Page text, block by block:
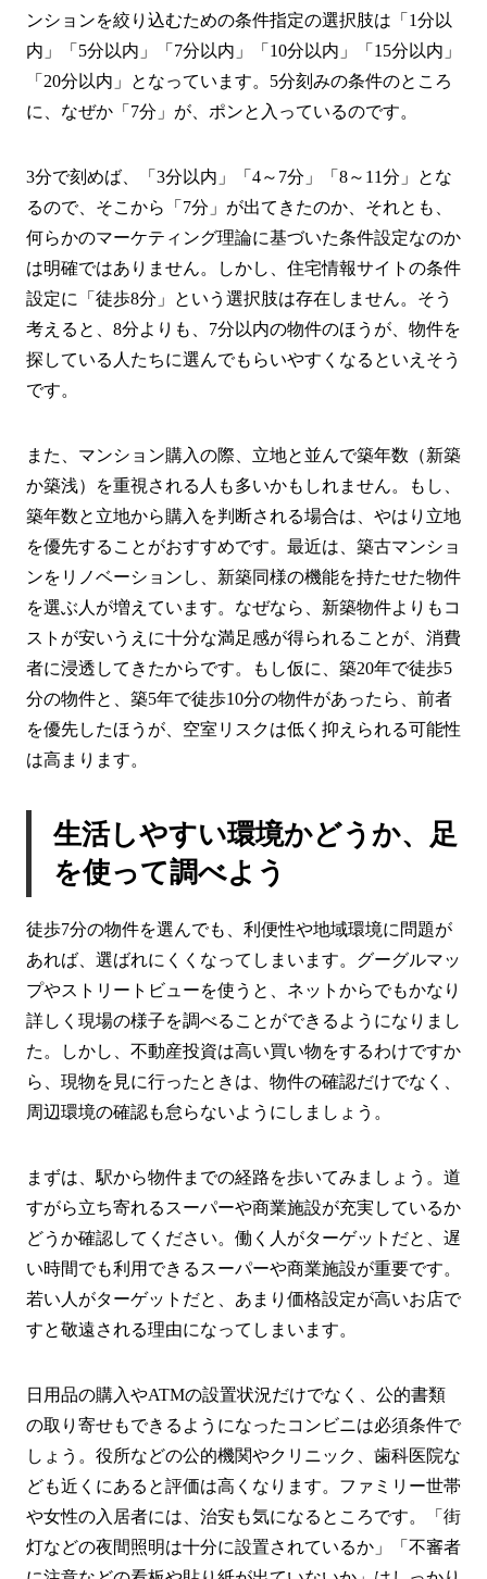
ンションを絞り込むための条件指定の選択肢は「1分以
内」「5分以内」「7分以内」「10分以内」「15分以内」
「20分以内」となっています。5分刻みの条件のところ
に、なぜか「7分」が、ポンと入っているのです。
3分で刻めば、「3分以内」「4～7分」「8～11分」とな
るので、そこから「7分」が出てきたのか、それとも、
何らかのマーケティング理論に基づいた条件設定なのか
は明確ではありません。しかし、住宅情報サイトの条件
設定に「徒歩8分」という選択肢は存在しません。そう
考えると、8分よりも、7分以内の物件のほうが、物件を
探している人たちに選んでもらいやすくなるといえそう
です。
また、マンション購入の際、立地と並んで築年数（新築
か築浅）を重視される人も多いかもしれません。もし、
築年数と立地から購入を判断される場合は、やはり立地
を優先することがおすすめです。最近は、築古マンショ
ンをリノベーションし、新築同様の機能を持たせた物件
を選ぶ人が増えています。なぜなら、新築物件よりもコ
ストが安いうえに十分な満足感が得られることが、消費
者に浸透してきたからです。もし仮に、築20年で徒歩5
分の物件と、築5年で徒歩10分の物件があったら、前者
を優先したほうが、空室リスクは低く抑えられる可能性
は高まります。
生活しやすい環境かどうか、足
を使って調べよう
徒歩7分の物件を選んでも、利便性や地域環境に問題が
あれば、選ばれにくくなってしまいます。グーグルマッ
プやストリートビューを使うと、ネットからでもかなり
詳しく現場の様子を調べることができるようになりまし
た。しかし、不動産投資は高い買い物をするわけですか
ら、現物を見に行ったときは、物件の確認だけでなく、
周辺環境の確認も怠らないようにしましょう。
まずは、駅から物件までの経路を歩いてみましょう。道
すがら立ち寄れるスーパーや商業施設が充実しているか
どうか確認してください。働く人がターゲットだと、遅
い時間でも利用できるスーパーや商業施設が重要です。
若い人がターゲットだと、あまり価格設定が高いお店で
すと敬遠される理由になってしまいます。
日用品の購入やATMの設置状況だけでなく、公的書類
の取り寄せもできるようになったコンビニは必須条件で
しょう。役所などの公的機関やクリニック、歯科医院な
ども近くにあると評価は高くなります。ファミリー世帯
や女性の入居者には、治安も気になるところです。「街
灯などの夜間照明は十分に設置されているか」「不審者